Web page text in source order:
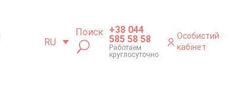
RU
Поиск +38 044
585 58 58
Работаем
круглосуточно
Особистий
кабінет